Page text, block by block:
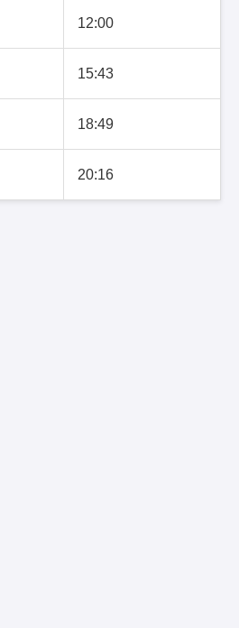
12:00
15:43
18:49
20:16